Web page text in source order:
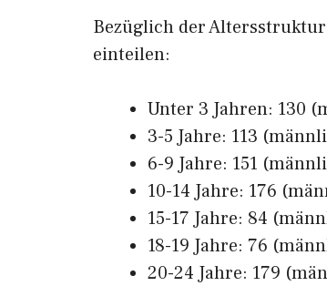
Bezüglich der
einteilen:
Unter 3 Jahren: 130
3-5 Jahre: 113
6-9 Jahre: 151
10-14 Jahre: 176
15-17 Jahre: 84
18-19 Jahre: 76
20-24 Jahre: 179